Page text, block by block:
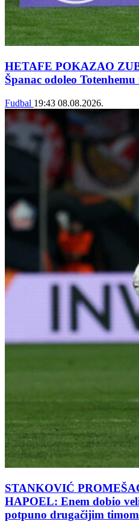
HETAFE POKAZAO
Španac odoleo
Fudbal 19:43 08.08.2026.
STANKOVIĆ
HAPOEL: Enem dobio
potpuno drugačijim